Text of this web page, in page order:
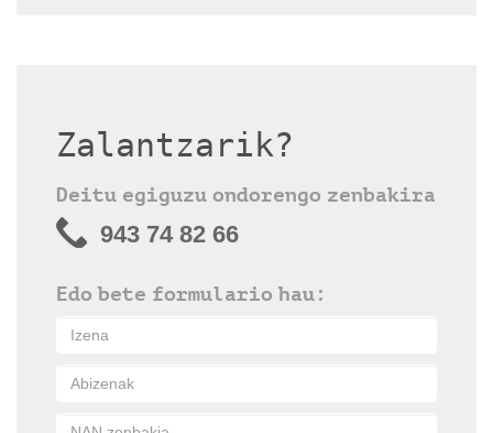
Zalantzarik?
Deitu egiguzu ondorengo zenbakira
943 74 82 66
Edo bete formulario hau: